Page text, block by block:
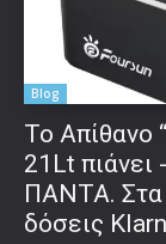
Blog
Το Απίθανο
21Lt πιάνει
ΠΑΝΤΑ.
δόσεις